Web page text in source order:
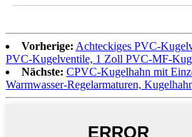
Vorherige: Achteckiges PVC-
PVC-Kugelventile, 1 Zoll PVC-MF-
Nächste: CPVC-Kugelhahn mit
Warmwasser-Regelarmaturen,